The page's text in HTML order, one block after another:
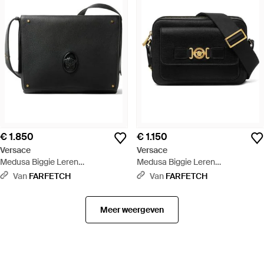
€ 1.850
Versace
Medusa Biggie Leren
Messengertas - Zwart
Van FARFETCH
€ 1.150
Versace
Medusa Biggie Leren
Messengertas - Zwart
Van FARFETCH
Meer weergeven